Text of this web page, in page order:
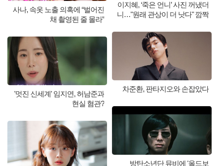
사나, 속옷 노출 의혹에 “벌어진
채 촬영된 줄 몰라”
'멋진 신세계' 임지연, 허남준과
현실 혐관?
이지혜, ‘죽은 언니’ 사진 꺼냈더
니…"원래 관상이 더 낫다" 깜짝
차준환, 판타지오와 손잡았다
방탄소년단 뮤비에 '올드보